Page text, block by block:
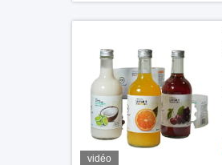
vidéo